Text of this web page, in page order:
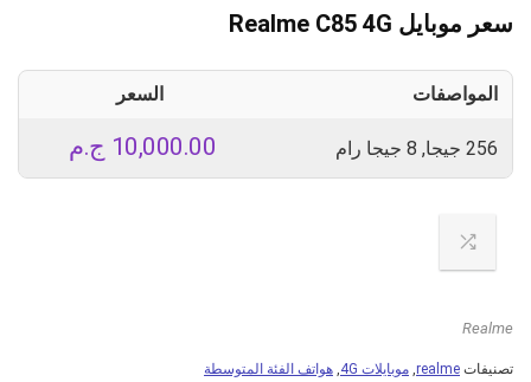
سعر موبايل Realme C85 4G
المواصفات السعر
256 جيجا, 8 جيجا رام ج.م 10,000.00
Realme
تصنيفات realme
, موبايلات 4G , هواتف الفئة المتوسطة